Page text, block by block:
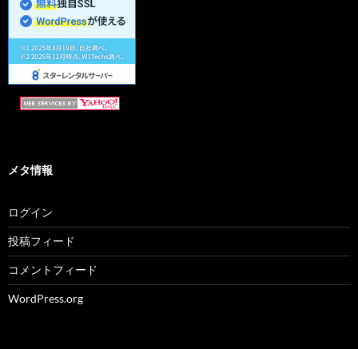
メタ情報
ログイン
投稿フィード
コメントフィード
WordPress.org